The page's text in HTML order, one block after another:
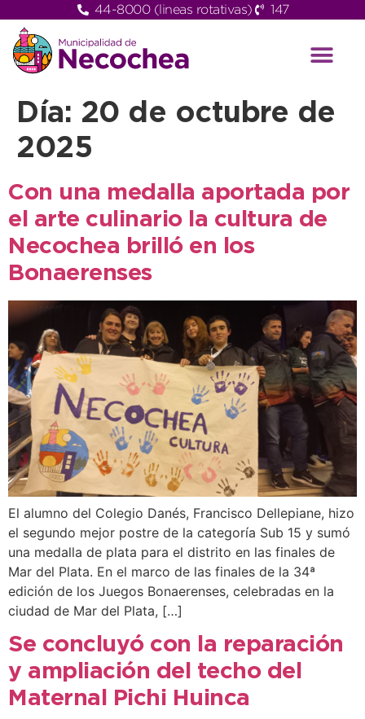
44-8000 (lineas rotativas) 147
Día: 20 de octubre de
2025
Con una medalla aportada por
el arte culinario la cultura de
Necochea brilló en los
Bonaerenses
El alumno del Colegio Danés, Francisco Dellepiane, hizo
el segundo mejor postre de la categoría Sub 15 y sumó
una medalla de plata para el distrito en las finales de
Mar del Plata. En el marco de las finales de la 34ª
edición de los Juegos Bonaerenses, celebradas en la
ciudad de Mar del Plata, […]
Se concluyó con la reparación
y ampliación del techo del
Maternal Pichi Huinca